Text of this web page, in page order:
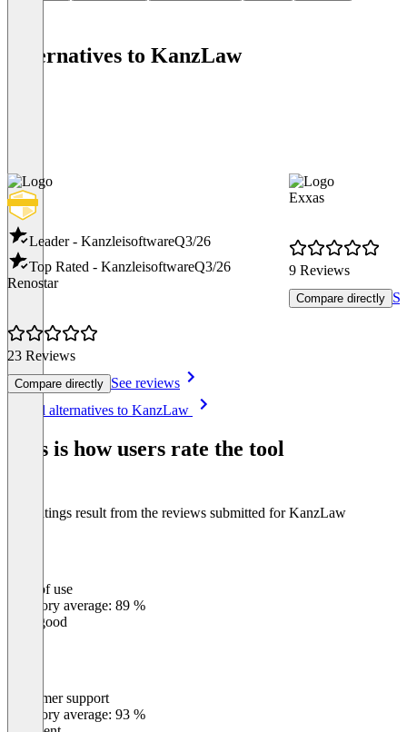
Alternatives to KanzLaw
Leader - KanzleisoftwareQ3/26
Top Rated - KanzleisoftwareQ3/26
Renostar
23 Reviews
Compare directly See reviews
Exxas
9 Reviews
Compare directly
See all alternatives to KanzLaw
This is how users rate the tool
The ratings result from the reviews submitted for KanzLaw
Ease of use
Category average: 89 %
Very good
Customer support
Category average: 93 %